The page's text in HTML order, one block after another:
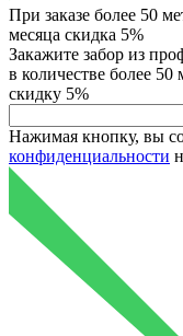
При заказе более 50
месяца скидка 5%
Закажите забор из
в количестве более
скидку 5%
Нажимая кнопку, вы
конфиденциальности